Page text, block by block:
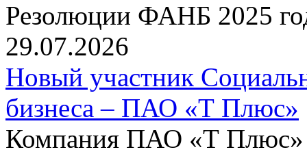
Резолюции ФАНБ 2025
29.07.2026
Новый участник
бизнеса – ПАО «Т Плюс»
Компания ПАО «Т Плюс»